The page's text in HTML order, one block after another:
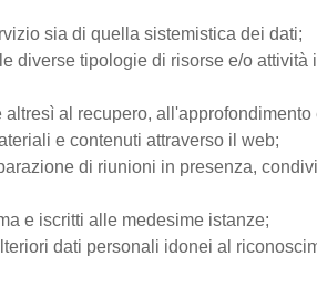
sia di quella sistemistica dei dati;
diverse tipologie di risorse e/o attività
al recupero, all'approfondimento
e contenuti attraverso il web;
di riunioni in presenza,
e iscritti alle medesime istanze;
dati personali idonei al